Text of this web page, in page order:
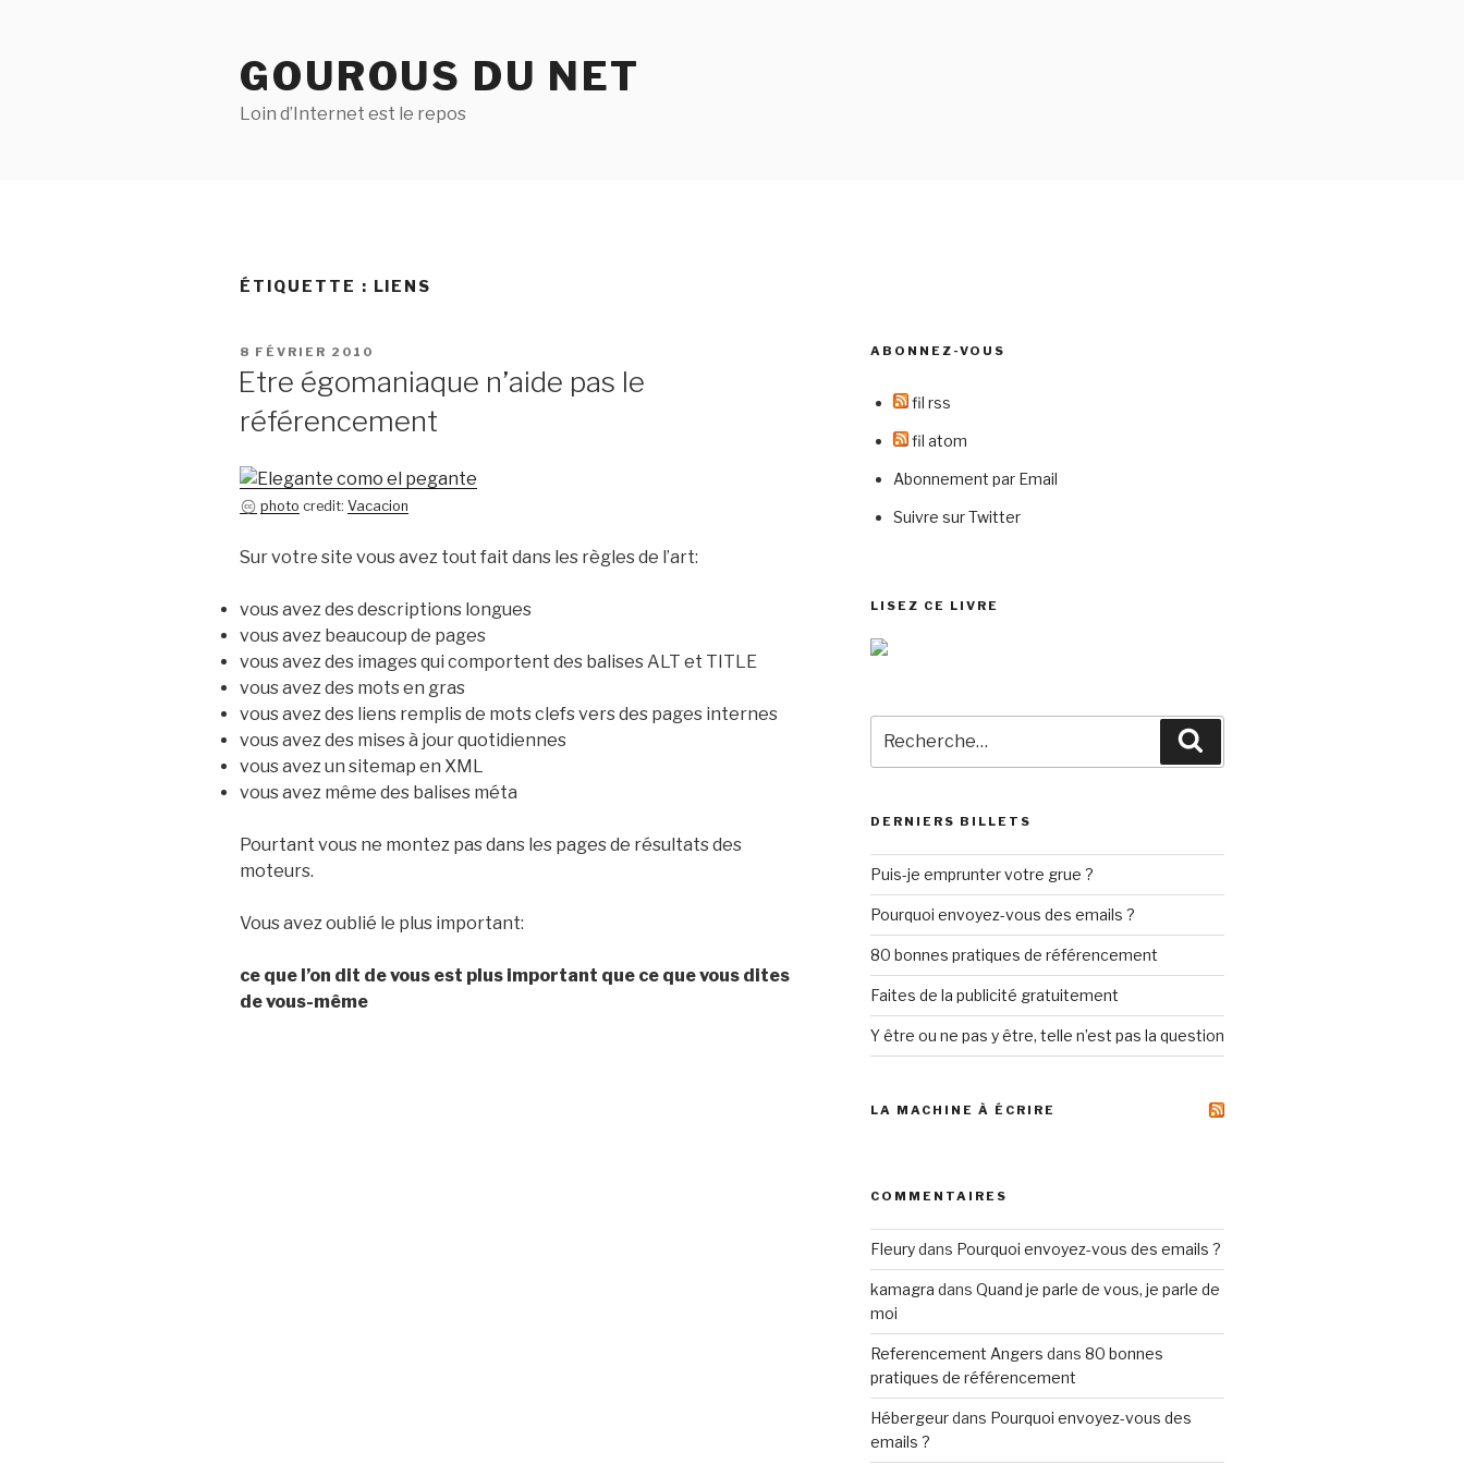
GOUROUS DU NET
Loin d’Internet est le repos
ÉTIQUETTE : LIENS
PUBLIÉ
8 FÉVRIER 2010
Etre égomaniaque n’aide pas le
référencement
photo credit: Vacacion
Sur votre site vous avez tout fait dans les règles de l’art:
vous avez des descriptions longues
vous avez beaucoup de pages
vous avez des images qui comportent des balises ALT et TITLE
vous avez des mots en gras
vous avez des liens remplis de mots clefs vers des pages internes
vous avez des mises à jour quotidiennes
vous avez un sitemap en XML
vous avez même des balises méta
Pourtant vous ne montez pas dans les pages de résultats des
moteurs.
Vous avez oublié le plus important:
ce que l’on dit de vous est plus important que ce que vous dites
de vous-même
ABONNEZ-VOUS
fil rss
fil atom
Abonnement par Email
Suivre sur Twitter
LISEZ CE LIVRE
pour
:
DERNIERS BILLETS
Puis-je emprunter votre grue ?
Pourquoi envoyez-vous des emails ?
80 bonnes pratiques de référencement
Faites de la publicité gratuitement
Y être ou ne pas y être, telle n’est pas la question
LA MACHINE À ÉCRIRE
COMMENTAIRES
Fleurydans Pourquoi envoyez-vous des emails ?
kamagra dans Quand je parle de vous, je parle de
moi
Referencement Angers dans 80 bonnes
pratiques de référencement
Hébergeurdans Pourquoi envoyez-vous des
emails ?